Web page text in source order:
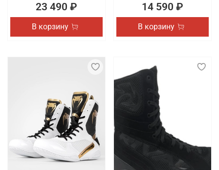
23 490 ₽
В корзину
14 590 ₽
В корзину